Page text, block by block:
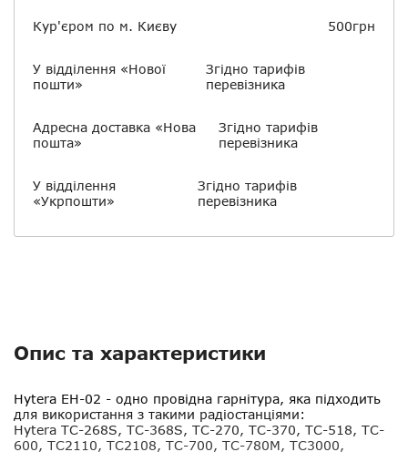
Кур'єром по м. Києву 500грн
У відділення «Нової
пошти»
Згідно тарифів
перевізника
Адресна доставка «Нова
пошта»
Згідно тарифів
перевізника
У відділення
«Укрпошти»
Згідно тарифів
перевізника
Опис та характеристики
Hytera EH-02 - одно провідна гарнітура, яка підходить
для використання з такими радіостанціями:
Hytera TC-268S, TC-368S, TC-270, TC-370, TC-518, TC-
600, TC2110, TC2108, TC-700, TC-780M, TC3000,